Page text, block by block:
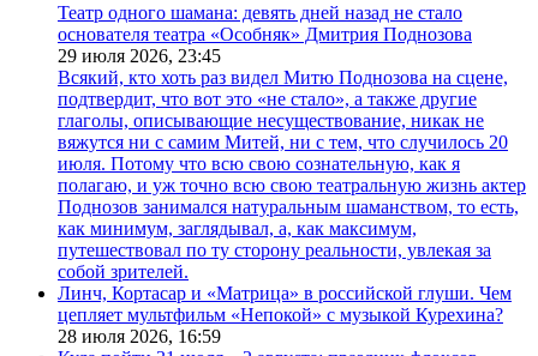
Театр одного шамана: девять дней назад не стало
основателя театра «Особняк» Дмитрия Поднозова
29 июля 2026, 23:45
Всякий, кто хоть раз видел Митю Поднозова на сцене,
подтвердит, что вот это «не стало», а также другие
глаголы, описывающие несуществование, никак не
вяжутся ни с самим Митей, ни с тем, что случилось 20
июля. Потому что всю свою сознательную, как я
полагаю, и уж точно всю свою театральную жизнь актер
Поднозов занимался натуральным шаманством, то есть,
как минимум, заглядывал, а, как максимум,
путешествовал по ту сторону реальности, увлекая за
собой зрителей.
Линч, Кортасар и «Матрица» в российской глуши. Чем
цепляет мультфильм «Непокой» с музыкой Курехина?
28 июля 2026, 16:59